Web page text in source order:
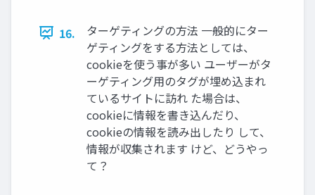
16.
ターゲティングの方法 一般的にター
ゲティングをする方法としては、
cookieを使う事が多い ユーザーがタ
ーゲティング用のタグが埋め込まれ
ているサイトに訪れ た場合は、
cookieに情報を書き込んだり、
cookieの情報を読み出したり して、
情報が収集されます けど、どうやっ
て？